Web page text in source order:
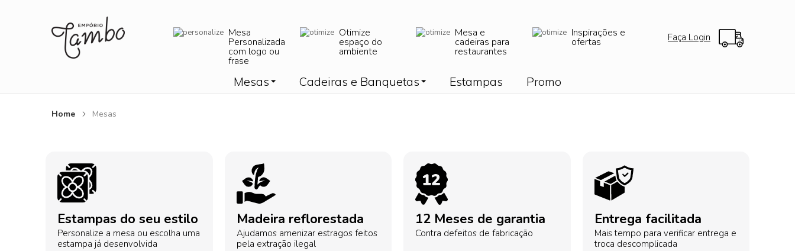
Mesa
Personalizada
com logo ou
frase
Otimize
espaço do
ambiente
Mesa e
cadeiras para
restaurantes
Inspirações e
ofertas Faça Login
Mesas Cadeiras e Banquetas Estampas Promo
Home Mesas
Estampas do seu estilo
Personalize a mesa ou escolha uma
estampa já desenvolvida
Madeira reflorestada
Ajudamos amenizar estragos feitos
pela extração ilegal
12 Meses de garantia
Contra defeitos de fabricação
Entrega facilitada
Mais tempo para verificar entrega e
troca descomplicada